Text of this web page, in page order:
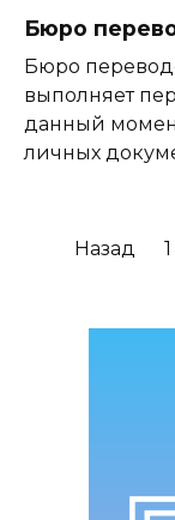
Бюро
Бюро
выполняет
данный
личных
Пагинация
Назад 1